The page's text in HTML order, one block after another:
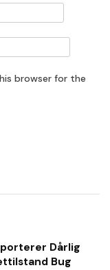
browser for the
Dårlig
Bug